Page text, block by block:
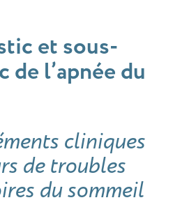
et sous-
de l’apnée du
cliniques
de troubles
du sommeil